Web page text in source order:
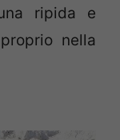
ripida e
nella